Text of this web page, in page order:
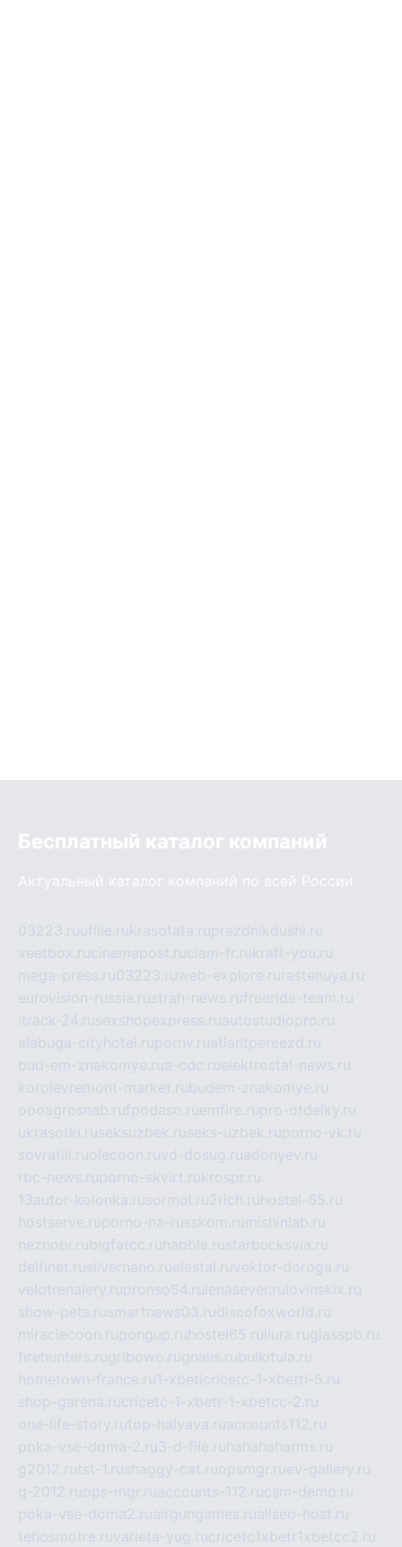
Бесплатный каталог компаний
Актуальный каталог компаний по всей России
03223.ruufille.rukrasotata.ruprazdnikdushi.ru
veetbox.rucinemapost.ruciam-fr.rukraft-you.ru
mega-press.ru03223.ruweb-explore.ru rastenuya.ru
eurovision-russia.rustrah-news.rufreeride-team.ru
itrack-24.rusexshopexpress.ruautostudiopro.ru
alabuga-cityhotel.rupornv.ruatlantpereezd.ru
bud-em-znakomye.rua-cdc.ruelektrostal-news.ru
korolevremont-market.rubudem-znakomye.ru
oooagrosnab.rufpodaso.ruemfire.rupro-otdelky.ru
ukrasotki.ruseksuzbek.ruseks-uzbek.ruporno-vk.ru
sovratili.ruolecoon.ruvd-dosug.ruadonyev.ru
rbc-news.ruporno-skvirt.rukrospr.ru
13autor-kolonka.rusormol.ru2rich.ru hostel-65.ru
hostserve.ruporno-na-russkom.ru mishinlab.ru
neznobi.rubigfatcc.ru habble.rustarbucksvia.ru
delfinet.rusilvernano.ruelestal.ruvektor-doroga.ru
velotrenajery.rupronso54.ru lenasever.ru lovinskix.ru
show-pets.rusmartnews03.rudiscofoxworld.ru
miraclecoon.rupongup.ru hostel65.ru liura.ruglasspb.ru
firehunters.rugribowo.rugnalis.rubulkitula.ru
hometown-france.ru1-xbeticricetc-1-xbetti-5.ru
shop-garena.rucricetc-1-xbetr-1-xbetcc-2.ru
one-life-story.rutop-halyava.ruaccounts112.ru
poka-vse-doma-2.ru3-d-file.ru hahahaharms.ru
g2012.rutst-1.rushaggy-cat.ruopsmgr.ruev-gallery.ru
g-2012.ruops-mgr.ruaccounts-112.rucsm-demo.ru
poka-vse-doma2.ruairgungames.ruallseo-host.ru
tehosmotre.ruvarieta-yug.rucricetc1xbetr1xbetcc2.ru